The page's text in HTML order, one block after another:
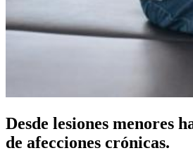
Desde lesiones menores
de afecciones crónicas.